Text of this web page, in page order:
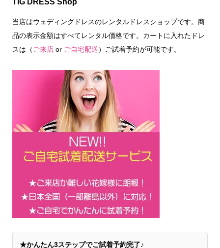
TIG DRESS Shop
当店はウェディングドレスのレンタルドレスショップです。商
品の表示金額はすべてレンタル価格です。カートに入れたドレ
スは（ご来店or ご自宅配送）ご試着予約が可能です。
★かんたん3ステップでご試着予約完了♪